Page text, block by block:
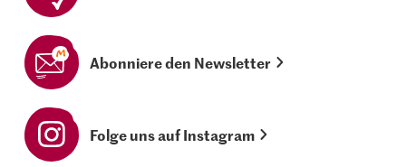
Abonniere den Newsletter
Folge uns auf Instagram